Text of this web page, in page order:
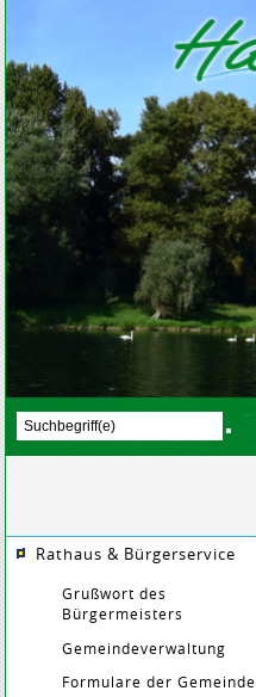
Rathaus & Bürgerservice
Grußwort des
Bürgermeisters
Gemeindeverwaltung
Formulare der Gemeinde